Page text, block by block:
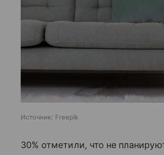
Источник: Freepik
30% отметили, что не